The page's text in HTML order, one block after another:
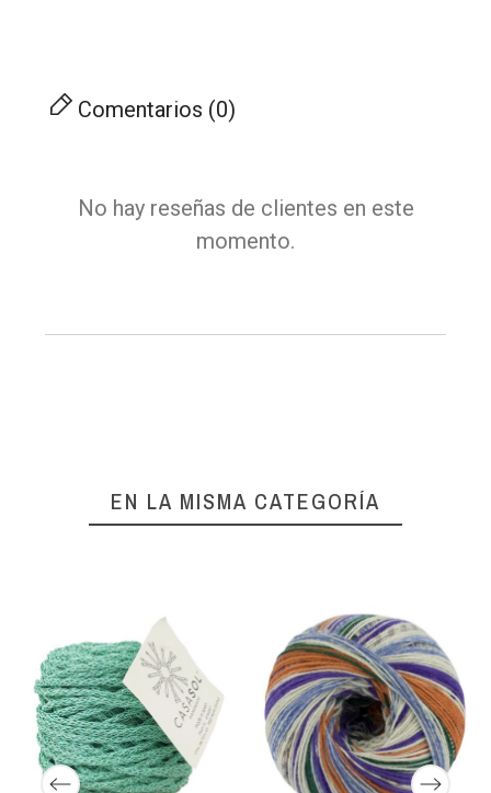
Comentarios (0)
No hay reseñas de clientes en este
momento.
EN LA MISMA CATEGORÍA